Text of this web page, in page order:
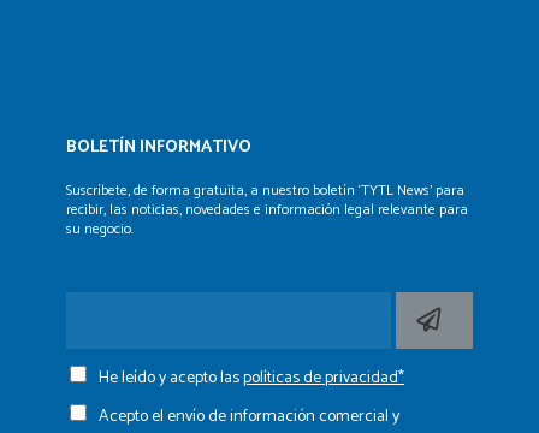
BOLETÍN INFORMATIVO
Suscríbete, de forma gratuita, a nuestro boletín ‘TYTL News’ para
recibir, las noticias, novedades e información legal relevante para
su negocio.
He leído y acepto laspolíticas de privacidad*
Acepto el envío de información comercial y